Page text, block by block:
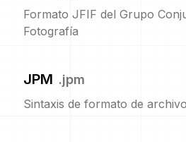
Formato JFIF del Grupo
Fotografía
JPM .jpm
Sintaxis de formato de